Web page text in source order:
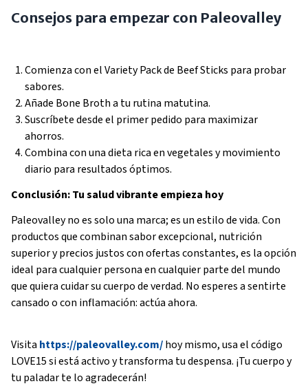
Consejos para empezar con Paleovalley
Comienza con el Variety Pack de Beef Sticks para probar
sabores.
Añade Bone Broth a tu rutina matutina.
Suscríbete desde el primer pedido para maximizar
ahorros.
Combina con una dieta rica en vegetales y movimiento
diario para resultados óptimos.
Conclusión: Tu salud vibrante empieza hoy
Paleovalley no es solo una marca; es un estilo de vida. Con
productos que combinan sabor excepcional, nutrición
superior y precios justos con ofertas constantes, es la opción
ideal para cualquier persona en cualquier parte del mundo
que quiera cuidar su cuerpo de verdad. No esperes a sentirte
cansado o con inflamación: actúa ahora.
Visita https://paleovalley.com/hoy mismo, usa el código
LOVE15 si está activo y transforma tu despensa. ¡Tu cuerpo y
tu paladar te lo agradecerán!